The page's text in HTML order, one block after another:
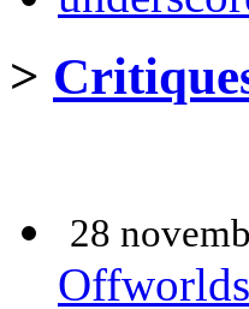
>
28
Offworlds